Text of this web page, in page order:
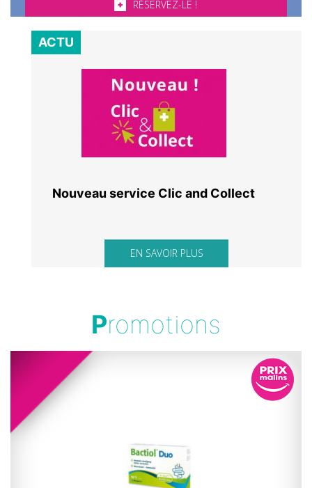
RÉSERVEZ-LE !
ACTU
Nouveau service Clic and Collect
EN SAVOIR PLUS
Promotions